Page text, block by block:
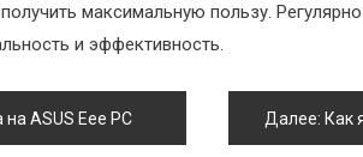
максимальную пользу.
и эффективность.
ASUS Eee PC Далее: Как